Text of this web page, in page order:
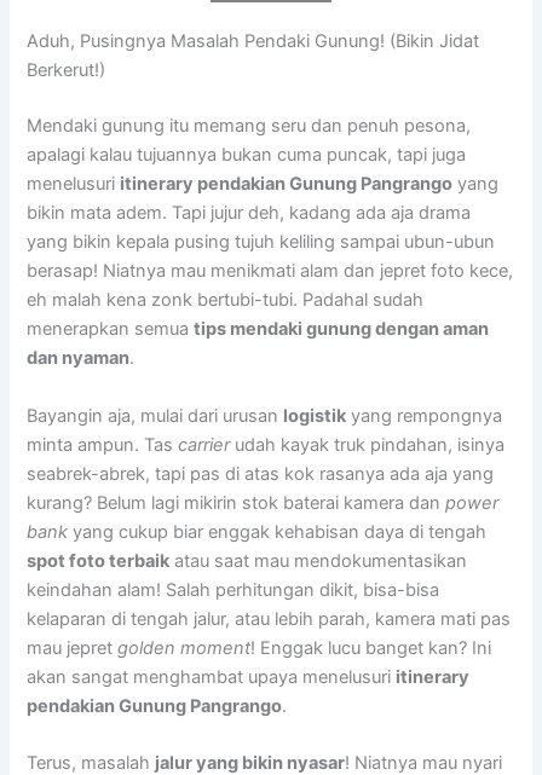
Aduh, Pusingnya Masalah Pendaki Gunung! (Bikin Jidat
Berkerut!)
Mendaki gunung itu memang seru dan penuh pesona,
apalagi kalau tujuannya bukan cuma puncak, tapi juga
menelusuri itinerary pendakian Gunung Pangrango yang
bikin mata adem. Tapi jujur deh, kadang ada aja drama
yang bikin kepala pusing tujuh keliling sampai ubun-ubun
berasap! Niatnya mau menikmati alam dan jepret foto kece,
eh malah kena zonk bertubi-tubi. Padahal sudah
menerapkan semuatips mendaki gunung dengan aman
dan nyaman.
Bayangin aja, mulai dari urusan logistik yang rempongnya
minta ampun. Tascarrierudah kayak truk pindahan, isinya
seabrek-abrek, tapi pas di atas kok rasanya ada aja yang
kurang? Belum lagi mikirin stok baterai kamera danpower
bank yang cukup biar enggak kehabisan daya di tengah
spot foto terbaik atau saat mau mendokumentasikan
keindahan alam! Salah perhitungan dikit, bisa-bisa
kelaparan di tengah jalur, atau lebih parah, kamera mati pas
mau jepretgolden moment! Enggak lucu banget kan? Ini
akan sangat menghambat upaya menelusuri itinerary
pendakian Gunung Pangrango.
Terus, masalah jalur yang bikin nyasar! Niatnya mau nyari